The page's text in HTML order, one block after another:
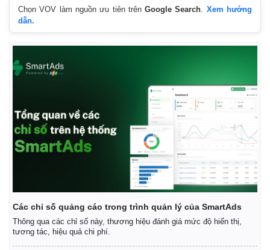
Chọn VOV làm nguồn ưu tiên trênGoogle Search. Xem hướng
dẫn.
Các chỉ số quảng cáo trong trình quản lý của SmartAds
Thông qua các chỉ số này, thương hiệu đánh giá mức độ hiển thị,
tương tác, hiệu quả chi phí.